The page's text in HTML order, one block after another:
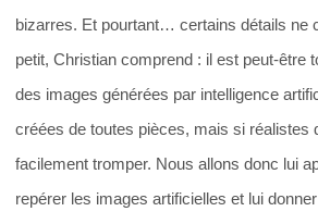
bizarres. Et pourtant… certains détails ne
petit, Christian comprend : il est peut-être
des images générées par intelligence
créées de toutes pièces, mais si réalistes
facilement tromper. Nous allons donc lui
repérer les images artificielles et lui